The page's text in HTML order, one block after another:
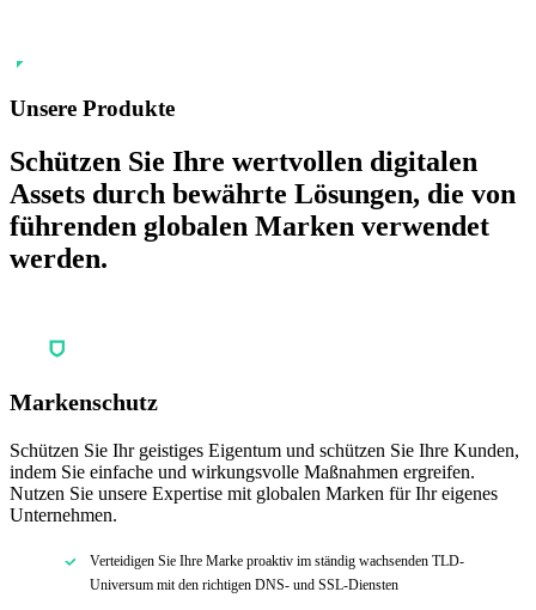
Unsere Produkte
Schützen Sie Ihre wertvollen digitalen
Assets durch bewährte Lösungen, die von
führenden globalen Marken verwendet
werden.
Markenschutz
Schützen Sie Ihr geistiges Eigentum und schützen Sie Ihre Kunden,
indem Sie einfache und wirkungsvolle Maßnahmen ergreifen.
Nutzen Sie unsere Expertise mit globalen Marken für Ihr eigenes
Unternehmen.
Verteidigen Sie Ihre Marke proaktiv im ständig wachsenden TLD-
Universum mit den richtigen DNS- und SSL-Diensten